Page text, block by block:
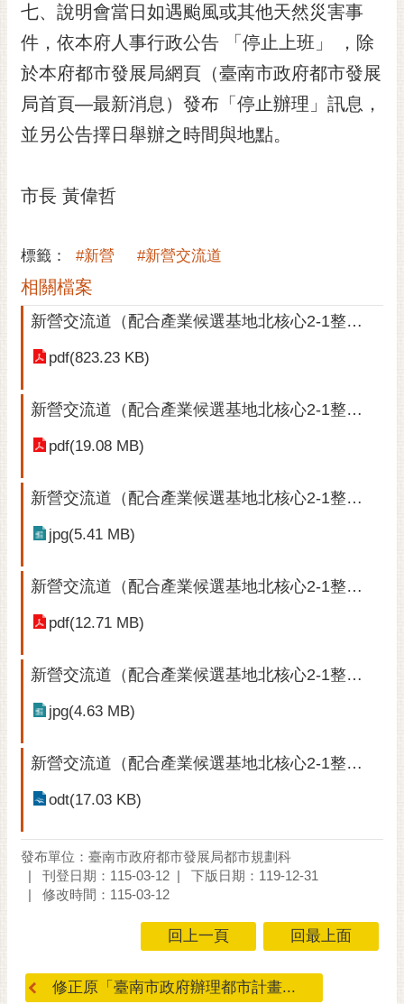
料
開
宣
告
市
通
七、說明會當日如遇颱風或其他天然災害事
件，依本府人事行政公告 「停止上班」 ，除
於本府都市發展局網頁（臺南市政府都市發展
局首頁—最新消息）發布「停止辦理」訊息，
並另公告擇日舉辦之時間與地點。
市長 黃偉哲
標籤： #新營 #新營交流道
相關檔案
新營交流道（配合產業候選基地北核心2-1整體開發）案公展-公告文(PDF內容完全如上內文所述)
pdf(823.23 KB)
新營交流道（配合產業候選基地北核心2-1整體開發）案公展-主要計畫書
pdf(19.08 MB)
新營交流道（配合產業候選基地北核心2-1整體開發）案公展-主要計畫圖
jpg(5.41 MB)
新營交流道（配合產業候選基地北核心2-1整體開發）案公展-細部計畫書
pdf(12.71 MB)
新營交流道（配合產業候選基地北核心2-1整體開發）案公展-細部計畫圖
jpg(4.63 MB)
新營交流道（配合產業候選基地北核心2-1整體開發）案公展-人民團體陳情意見表
odt(17.03 KB)
發布單位：臺南市政府都市發展局都市規劃科
刊登日期：115-03-12
下版日期：119-12-31
修改時間：115-03-12
回上一頁 回最上面
修正原「臺南市政府辦理都市計畫...